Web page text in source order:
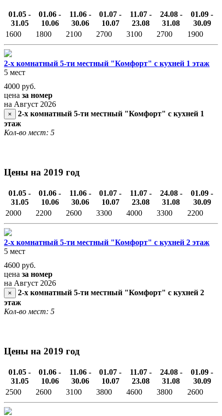
01.05 -
31.05
01.06 -
10.06
11.06 -
30.06
01.07 -
10.07
11.07 -
23.08
24.08 -
31.08
01.09 -
30.09
1600
1800 2100 2700 3100 2700 1900
2-х комнатный 5-ти местный "Комфорт" с кухней 1 этаж
5 мест
4000 руб.
цена за номер
на Август 2026
×
2-х комнатный 5-ти местный "Комфорт" с кухней 1
этаж
Кол-во мест: 5
Цены на 2019 год
01.05 -
31.05
01.06 -
10.06
11.06 -
30.06
01.07 -
10.07
11.07 -
23.08
24.08 -
31.08
01.09 -
30.09
2000
2200 2600 3300 4000 3300 2200
2-х комнатный 5-ти местный "Комфорт" с кухней 2 этаж
5 мест
4600 руб.
цена за номер
на Август 2026
×
2-х комнатный 5-ти местный "Комфорт" с кухней 2
этаж
Кол-во мест: 5
Цены на 2019 год
01.05 -
31.05
01.06 -
10.06
11.06 -
30.06
01.07 -
10.07
11.07 -
23.08
24.08 -
31.08
01.09 -
30.09
2500
2600 3100 3800 4600 3800 2600